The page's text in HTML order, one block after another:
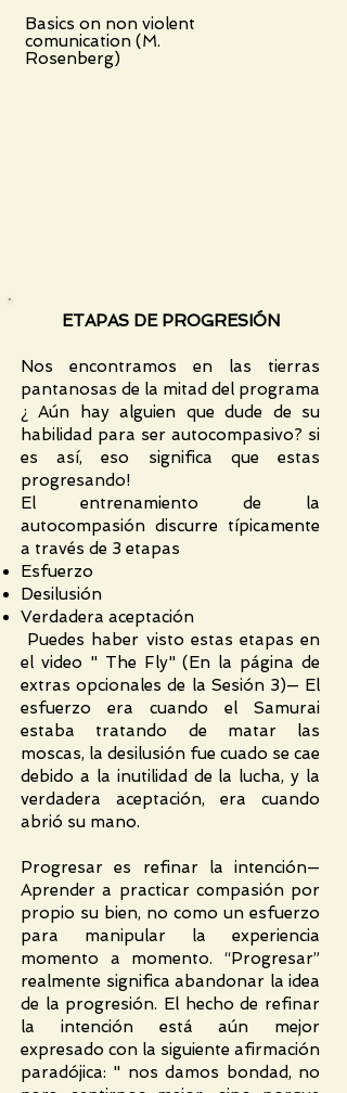
Basics on non violent
comunication (M.
Rosenberg)
ETAPAS DE PROGRESIÓN
Nos encontramos en las tierras
pantanosas de la mitad del programa
¿ Aún hay alguien que dude de su
habilidad para ser autocompasivo? si
es así, eso significa que estas
progresando!
El entrenamiento de la
autocompasión discurre típicamente
a través de 3 etapas
Esfuerzo
Desilusión
Verdadera aceptación
Puedes haber visto estas etapas en
el video " The Fly" (En la página de
extras opcionales de la Sesión 3)— El
esfuerzo era cuando el Samurai
estaba tratando de matar las
moscas, la desilusión fue cuado se cae
debido a la inutilidad de la lucha, y la
verdadera aceptación, era cuando
abrió su mano.
Progresar es refinar la intención—
Aprender a practicar compasión por
propio su bien, no como un esfuerzo
para manipular la experiencia
momento a momento. “Progresar”
realmente significa abandonar la idea
de la progresión. El hecho de refinar
la intención está aún mejor
expresado con la siguiente afirmación
paradójica: " nos damos bondad, no